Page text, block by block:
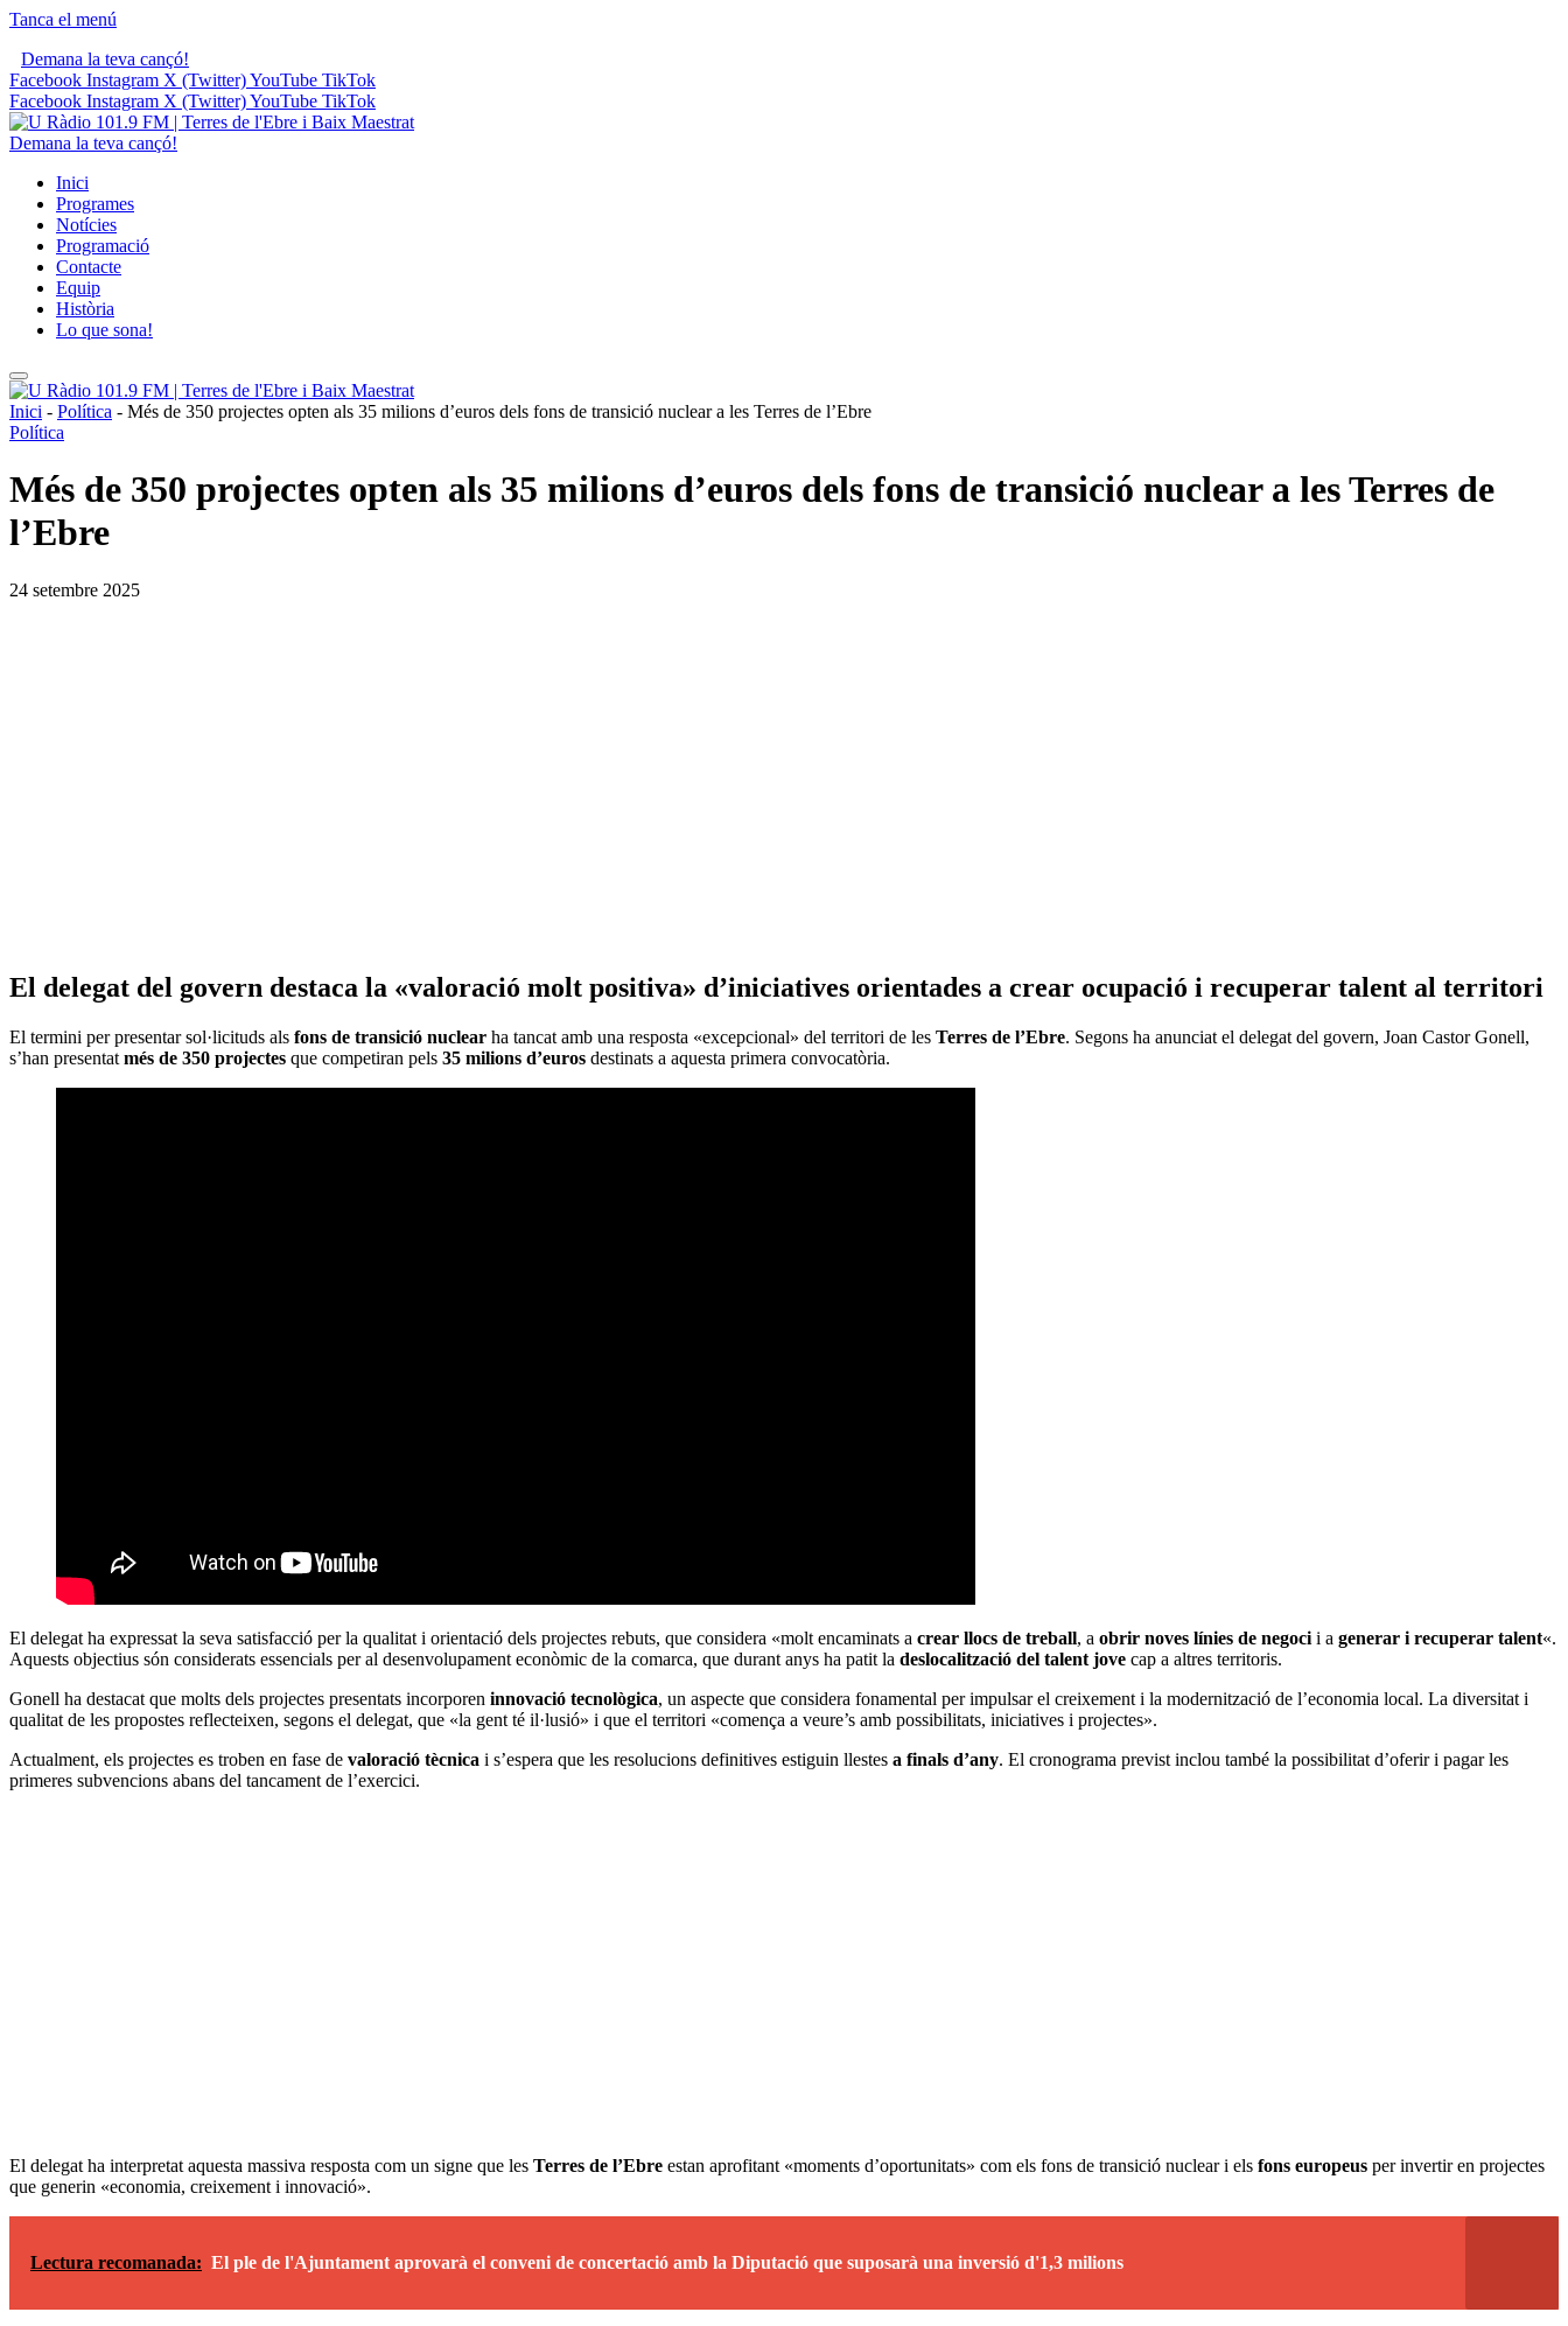
Tanca el menú
Demana la teva cançó!
Facebook Instagram X (Twitter)YouTube TikTok
Facebook Instagram X (Twitter)YouTube TikTok
Demana la teva cançó!
Inici
Programes
Notícies
Programació
Contacte
Equip
Història
Lo que sona!
Inici - Política - Més de 350 projectes opten als 35 milions d’euros dels fons de transició nuclear a les Terres de l’Ebre
Política
Més de 350 projectes opten als 35 milions d’euros dels fons de transició nuclear a les Terres de
l’Ebre
24 setembre 2025
El delegat del govern destaca la «valoració molt positiva» d’iniciatives orientades a crear ocupació i recuperar talent al territori
El termini per presentar sol·licituds als fons de transició nuclear ha tancat amb una resposta «excepcional» del territori de les Terres de l’Ebre. Segons ha anunciat el delegat del govern, Joan Castor Gonell,
s’han presentat més de 350 projectes que competiran pels 35 milions d’euros destinats a aquesta primera convocatòria.
El delegat ha expressat la seva satisfacció per la qualitat i orientació dels projectes rebuts, que considera «molt encaminats a crear llocs de treball, a obrir noves línies de negoci i a generar i recuperar talent«.
Aquests objectius són considerats essencials per al desenvolupament econòmic de la comarca, que durant anys ha patit la deslocalització del talent jove cap a altres territoris.
Gonell ha destacat que molts dels projectes presentats incorporen innovació tecnològica, un aspecte que considera fonamental per impulsar el creixement i la modernització de l’economia local. La diversitat i
qualitat de les propostes reflecteixen, segons el delegat, que «la gent té il·lusió» i que el territori «comença a veure’s amb possibilitats, iniciatives i projectes».
Actualment, els projectes es troben en fase de valoració tècnica i s’espera que les resolucions definitives estiguin llestes a finals d’any. El cronograma previst inclou també la possibilitat d’oferir i pagar les
primeres subvencions abans del tancament de l’exercici.
El delegat ha interpretat aquesta massiva resposta com un signe que les Terres de l’Ebre estan aprofitant «moments d’oportunitats» com els fons de transició nuclear i els fons europeus per invertir en projectes
que generin «economia, creixement i innovació».
Lectura recomanada: El ple de l'Ajuntament aprovarà el conveni de concertació amb la Diputació que suposarà una inversió d'1,3 milions